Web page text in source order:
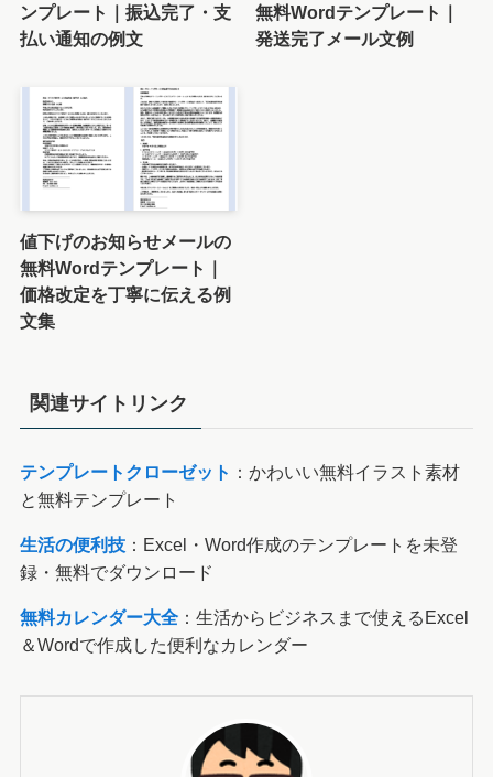
ンプレート｜振込完了・支
払い通知の例文
無料Wordテンプレート｜
発送完了メール文例
値下げのお知らせメールの
無料Wordテンプレート｜
価格改定を丁寧に伝える例
文集
関連サイトリンク
テンプレートクローゼット ：かわいい無料イラスト素材
と無料テンプレート
生活の便利技：Excel・Word作成のテンプレートを未登
録・無料でダウンロード
無料カレンダー大全：生活からビジネスまで使えるExcel
＆Wordで作成した便利なカレンダー